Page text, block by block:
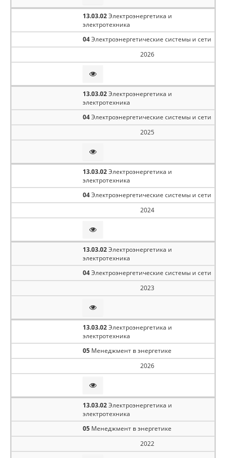
13.03.02Электроэнергетика и
электротехника
04Электроэнергетические системы и сети
2026
13.03.02Электроэнергетика и
электротехника
04Электроэнергетические системы и сети
2025
13.03.02Электроэнергетика и
электротехника
04Электроэнергетические системы и сети
2024
13.03.02Электроэнергетика и
электротехника
04Электроэнергетические системы и сети
2023
13.03.02Электроэнергетика и
электротехника
05 Менеджмент в энергетике
2026
13.03.02Электроэнергетика и
электротехника
05 Менеджмент в энергетике
2022